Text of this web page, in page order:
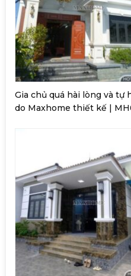
Gia chủ quá hài lòng và tự
do Maxhome thiết kế |